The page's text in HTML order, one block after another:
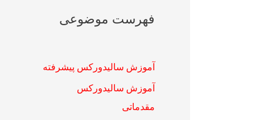
فهرست موضوعی
آموزش سالیدورکس پیشرفته
آموزش سالیدورکس
مقدماتی